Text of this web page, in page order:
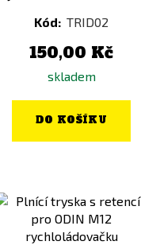
Kód: TRID02
150,00 Kč
skladem
DO KOŠÍKU